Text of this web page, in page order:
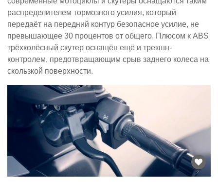
распределителем тормозного усилия, который
передаёт на передний контур безопасное усилие, не
превышающее 30 процентов от общего. Плюсом к ABS
трёхколёсный скутер оснащён ещё и трекшн-
контролем, предотвращающим срыв заднего колеса на
скользкой поверхности.